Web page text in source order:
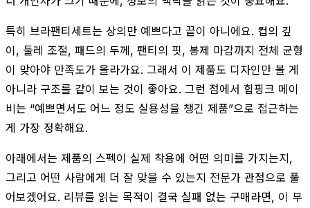
특히 브라팬티세트는 상의만 예쁘다고 끝이 아니에요. 컵의 깊
이, 둘레 조절, 패드의 두께, 팬티의 핏, 봉제 마감까지 전체 균형
이 맞아야 만족도가 올라가요. 그래서 이 제품도 디자인만 볼 게
아니라 구조를 같이 보는 것이 좋아요. 그런 점에서 힙핑크 메이
비는 “예쁘면서도 어느 정도 실용성을 챙긴 제품”으로 접근하는
게 가장 정확해요.
아래에서는 제품의 스펙이 실제 착용에 어떤 의미를 가지는지,
그리고 어떤 사람에게 더 잘 맞을 수 있는지 전문가 관점으로 풀
어보겠어요. 리뷰를 읽는 목적이 결국 실패 없는 구매라면, 이 부